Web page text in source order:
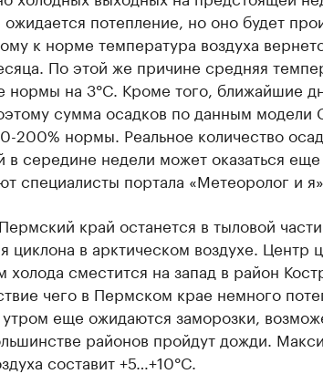
потепление, но оно будет
к норме температура воздуха
По этой же причине средняя
нормы на 3°C. Кроме того, ближайшие
сумма осадков по данным модели
200% нормы. Реальное количество
в середине недели может оказаться
специалисты портала «Метеоролог и я».
край останется в тыловой части
циклона в арктическом воздухе. Центр
холода сместится на запад в район
чего в Пермском крае немного
еще ожидаются заморозки,
районов пройдут дожди.
составит +5…+10°C.